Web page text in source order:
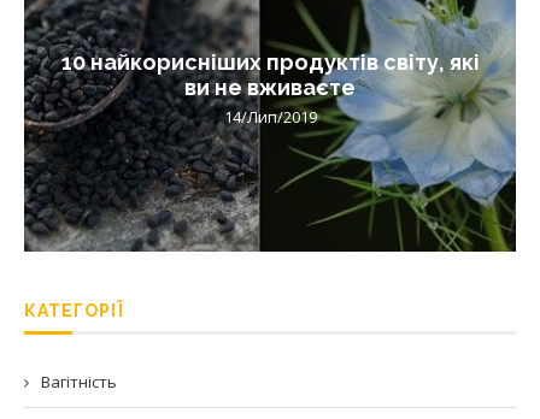
10 найкорисніших продуктів світу, які
ви не вживаєте
14/Лип/2019
КАТЕГОРІЇ
Вагітність